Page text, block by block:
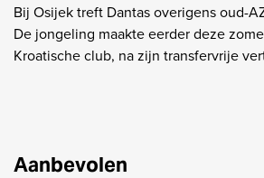
Bij Osijek treft Dantas overigens oud-
De jongeling maakte eerder deze
Kroatische club, na zijn transfervrije
Aanbevolen